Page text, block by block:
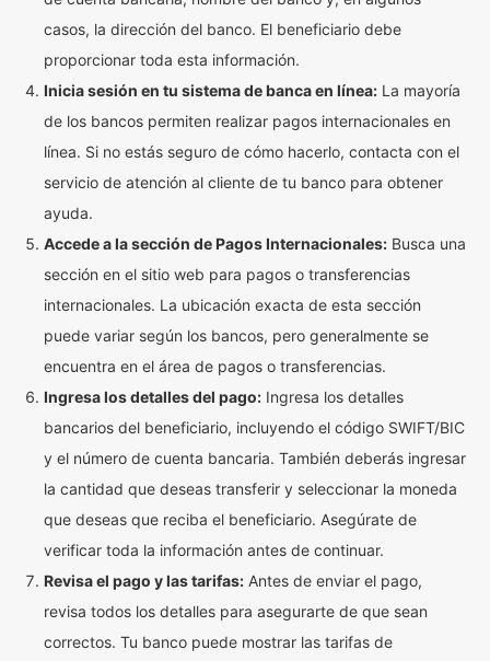
casos, la dirección del banco. El beneficiario debe
proporcionar toda esta información.
Inicia sesión en tu sistema de banca en línea: La mayoría
de los bancos permiten realizar pagos internacionales en
línea. Si no estás seguro de cómo hacerlo, contacta con el
servicio de atención al cliente de tu banco para obtener
ayuda.
Accede a la sección de Pagos Internacionales: Busca una
sección en el sitio web para pagos o transferencias
internacionales. La ubicación exacta de esta sección
puede variar según los bancos, pero generalmente se
encuentra en el área de pagos o transferencias.
Ingresa los detalles del pago: Ingresa los detalles
bancarios del beneficiario, incluyendo el código SWIFT/BIC
y el número de cuenta bancaria. También deberás ingresar
la cantidad que deseas transferir y seleccionar la moneda
que deseas que reciba el beneficiario. Asegúrate de
verificar toda la información antes de continuar.
Revisa el pago y las tarifas: Antes de enviar el pago,
revisa todos los detalles para asegurarte de que sean
correctos. Tu banco puede mostrar las tarifas de